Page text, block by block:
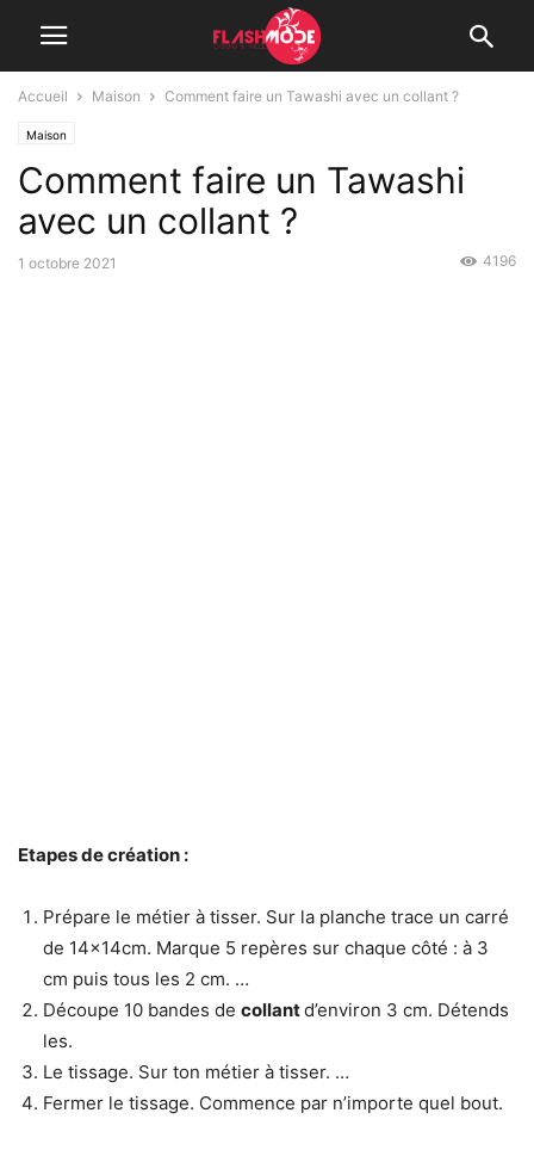
Accueil Maison Comment faire un Tawashi avec un collant ?
Maison
Comment faire un Tawashi
avec un collant ?
1 octobre 2021 4196
Etapes de création :
Prépare le métier à tisser. Sur la planche trace un carré
de 14x14cm. Marque 5 repères sur chaque côté : à 3
cm puis tous les 2 cm. …
Découpe 10 bandes de collantd’environ 3 cm. Détends
les.
Le tissage. Sur ton métier à tisser. …
Fermer le tissage. Commence par n’importe quel bout.